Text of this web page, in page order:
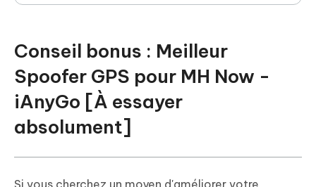
Conseil bonus : Meilleur
Spoofer GPS pour MH Now -
iAnyGo [À essayer
absolument]
Si vous cherchez un moyen d'améliorer votre